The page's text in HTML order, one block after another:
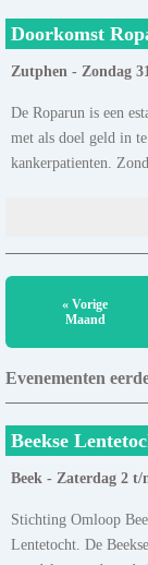
Doorkomst
Zutphen - Zondag
De Roparun is een
met als doel geld in
kankerpatienten.
« Vorige
Maand
Evenementen
Beekse
Beek - Zaterdag 2 t/
Stichting Omloop
Lentetocht. De